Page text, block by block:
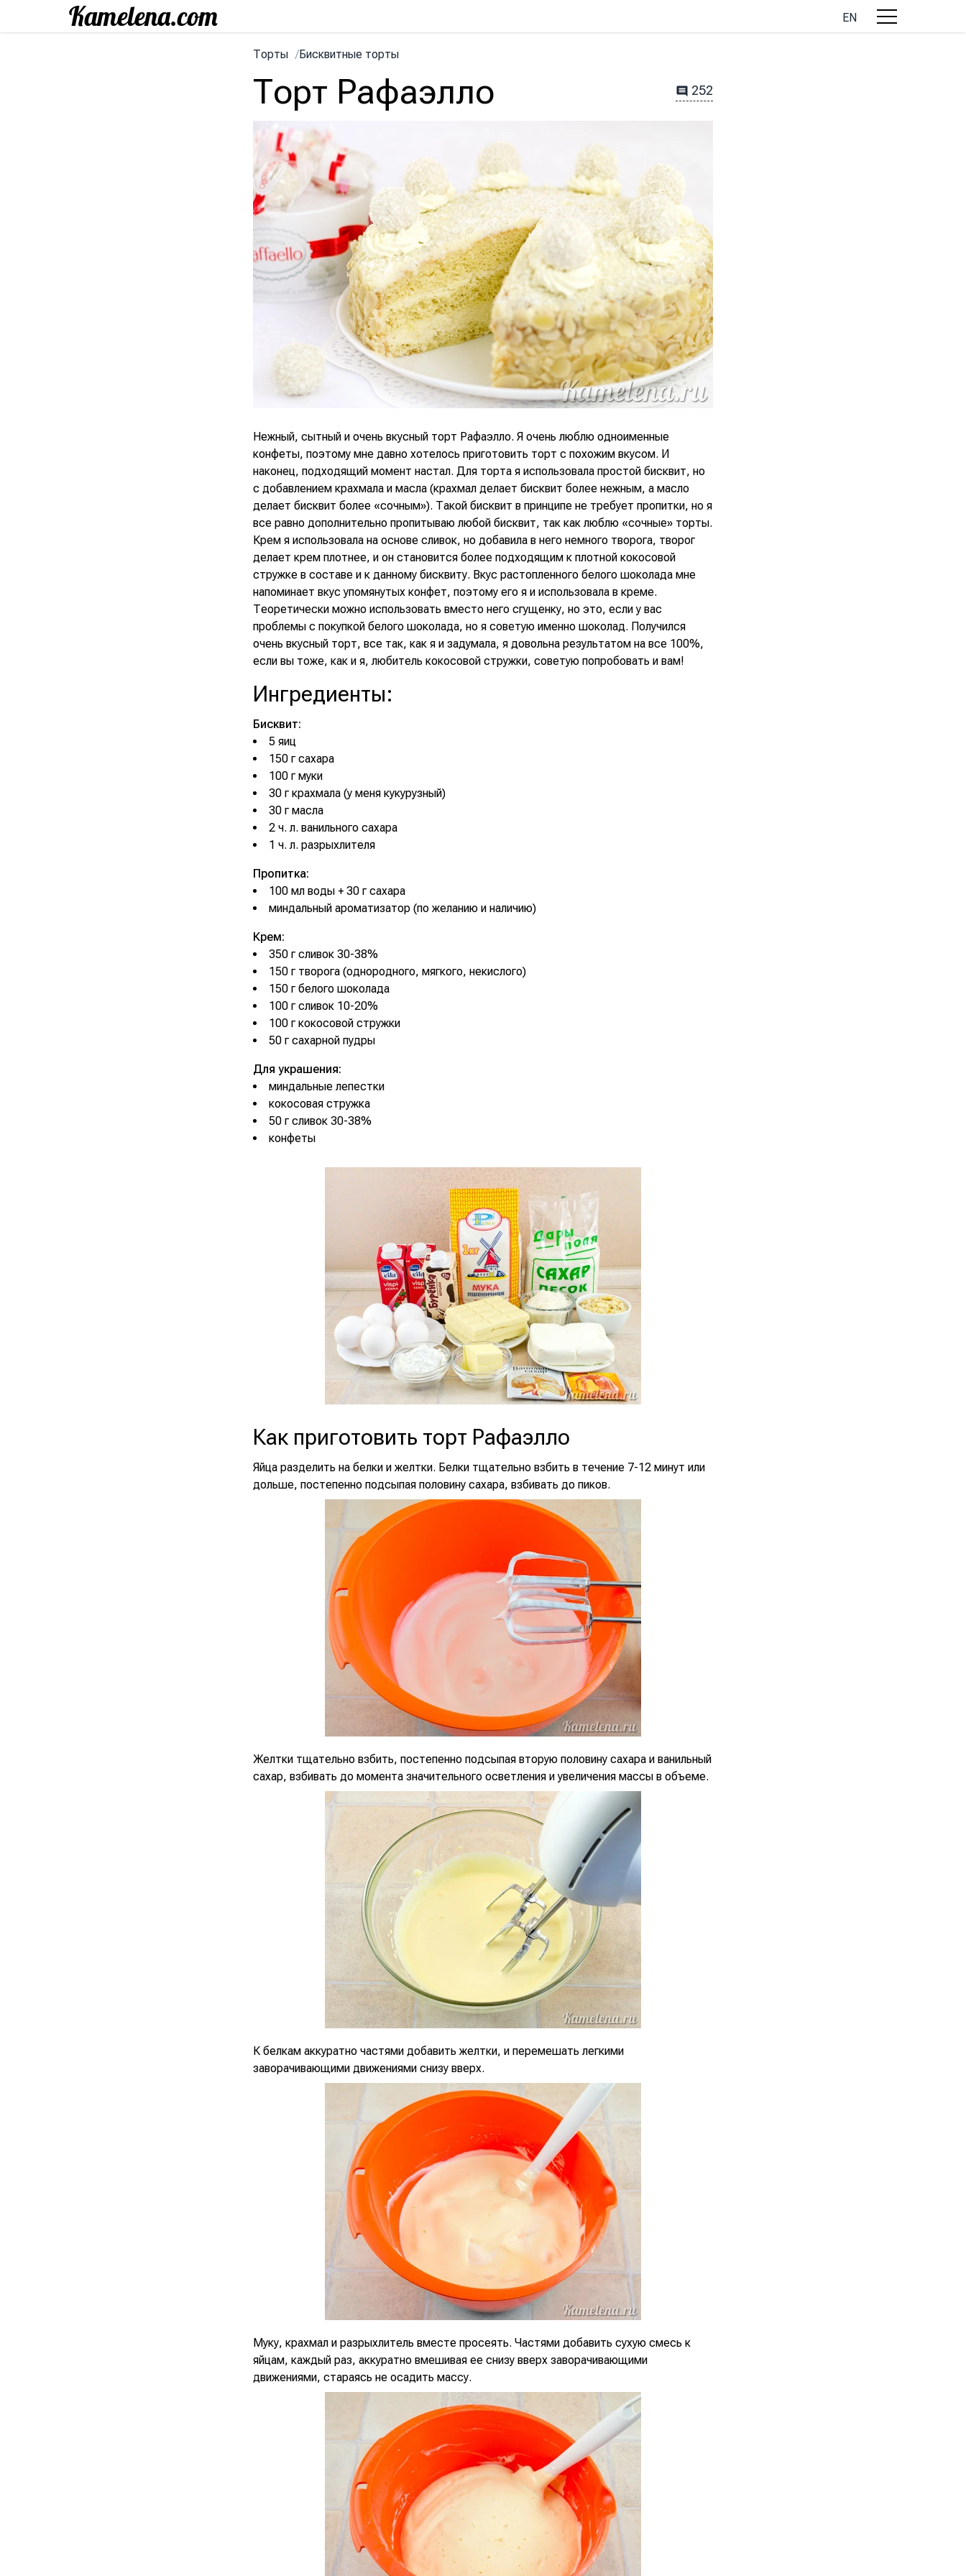
EN
Торты /Бисквитные торты
Торт Рафаэлло 252
Нежный, сытный и очень вкусный торт Рафаэлло. Я очень люблю одноименные
конфеты, поэтому мне давно хотелось приготовить торт с похожим вкусом. И
наконец, подходящий момент настал. Для торта я использовала простой бисквит, но
с добавлением крахмала и масла (крахмал делает бисквит более нежным, а масло
делает бисквит более «сочным»). Такой бисквит в принципе не требует пропитки, но я
все равно дополнительно пропитываю любой бисквит, так как люблю «сочные» торты.
Крем я использовала на основе сливок, но добавила в него немного творога, творог
делает крем плотнее, и он становится более подходящим к плотной кокосовой
стружке в составе и к данному бисквиту. Вкус растопленного белого шоколада мне
напоминает вкус упомянутых конфет, поэтому его я и использовала в креме.
Теоретически можно использовать вместо него сгущенку, но это, если у вас
проблемы с покупкой белого шоколада, но я советую именно шоколад. Получился
очень вкусный торт, все так, как я и задумала, я довольна результатом на все 100%,
если вы тоже, как и я, любитель кокосовой стружки, советую попробовать и вам!
Ингредиенты:
Бисквит:
5 яиц
150 г сахара
100 г муки
30 г крахмала (у меня кукурузный)
30 г масла
2 ч. л. ванильного сахара
1 ч. л. разрыхлителя
Пропитка:
100 мл воды + 30 г сахара
миндальный ароматизатор (по желанию и наличию)
Крем:
350 г сливок 30-38%
150 г творога (однородного, мягкого, некислого)
150 г белого шоколада
100 г сливок 10-20%
100 г кокосовой стружки
50 г сахарной пудры
Для украшения:
миндальные лепестки
кокосовая стружка
50 г сливок 30-38%
конфеты
Как приготовить торт Рафаэлло
Яйца разделить на белки и желтки. Белки тщательно взбить в течение 7-12 минут или
дольше, постепенно подсыпая половину сахара, взбивать до пиков.
Желтки тщательно взбить, постепенно подсыпая вторую половину сахара и ванильный
сахар, взбивать до момента значительного осветления и увеличения массы в объеме.
К белкам аккуратно частями добавить желтки, и перемешать легкими
заворачивающими движениями снизу вверх.
Муку, крахмал и разрыхлитель вместе просеять. Частями добавить сухую смесь к
яйцам, каждый раз, аккуратно вмешивая ее снизу вверх заворачивающими
движениями, стараясь не осадить массу.